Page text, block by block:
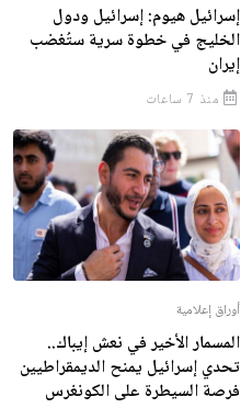
إسرائيل هيوم: إسرائيل ودول
الخليج في خطوة سرية ستُغضب
إيران
منذ 7 ساعات
أوراق إعلامية
المسمار الأخير في نعش إيباك..
تحدي إسرائيل يمنح الديمقراطيين
فرصة السيطرة على الكونغرس